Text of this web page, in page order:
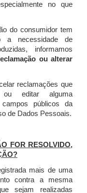
no que
do consumidor tem
a necessidade de
informamos
ou alterar
reclamações que
editar alguma
públicos da
de Dados Pessoais.
FOR RESOLVIDO,
mais de uma
contra a mesma
sejam realizadas